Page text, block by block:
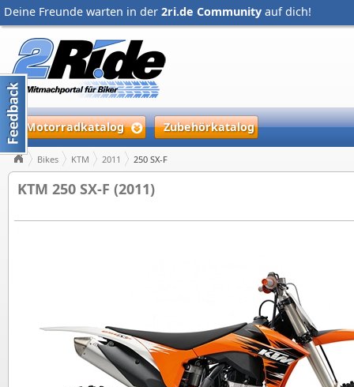
Deine Freunde warten in der 2ri.de Community auf dich!
Motorradkatalog Zubehörkatalog
Bikes KTM 2011 250 SX-F
KTM 250 SX-F (2011)